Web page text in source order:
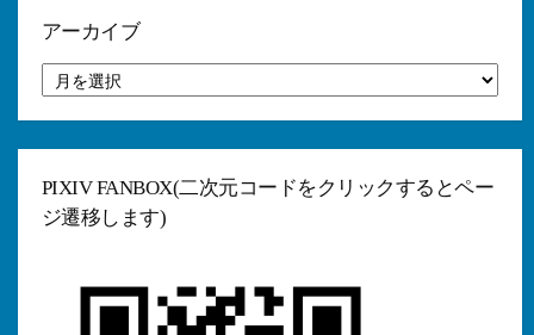
アーカイブ
ー
カ
PIXIV FANBOX(二次元コードをクリックするとペー
ジ遷移します)